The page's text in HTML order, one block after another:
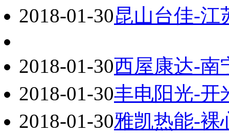
2018-01-30昆山台佳-江
2018-01-30西屋康达-南
2018-01-30丰电阳光-开
2018-01-30雅凯热能-裸